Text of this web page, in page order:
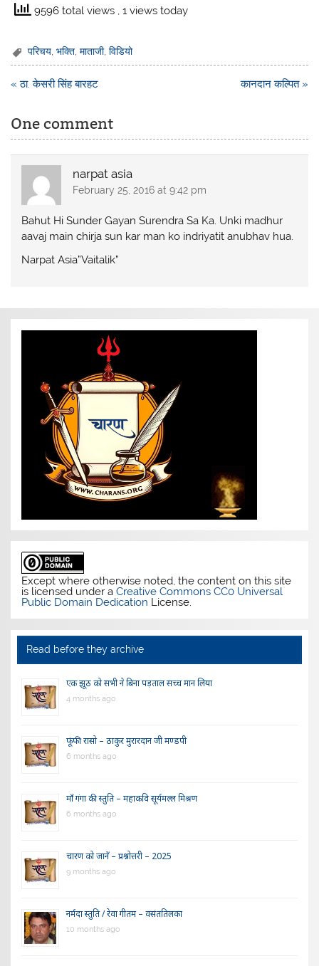
9596 total views , 1 views today
परिचय ,भक्ति ,माताजी,विडियो
Post
« ठा. केसरी सिंह बारहट कानदान कल्पित »
One comment
narpat asia
February 25, 2016 at 9:42 pm
Bahut Hi Sunder Gayan Surendra Sa Ka. Unki madhur
aavaj main chirja sun kar man ko indriyatit anubhav hua.
Narpat Asia”Vaitalik”
Except where otherwise noted, the content on this site
is licensed under aCreative Commons CC0 Universal
Public Domain Dedication License.
Read before they archive
एक झूठ को सभी ने बिना पड़ताल सच्च मान लिया
4 months ago
फूंफी रासो – ठाकुर मुरारदान जी मण्डपी
6 months ago
माँ गंगा की स्तुति – महाकवि सूर्यमल्ल मिश्रण
6 months ago
चारण को जानें – प्रश्नोत्तरी – 2025
9 months ago
नर्मदा स्तुति / रेवा गीतम – वसंततिलका
10 months ago